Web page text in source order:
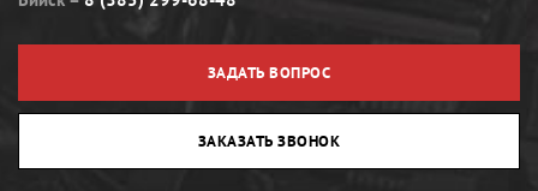
ЗАДАТЬ ВОПРОС
ЗАКАЗАТЬ ЗВОНОК